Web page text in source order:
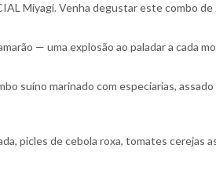
Miyagi. Venha degustar este combo
— uma explosão ao paladar a cada
suíno marinado com especiarias,
picles de cebola roxa, tomates cerejas